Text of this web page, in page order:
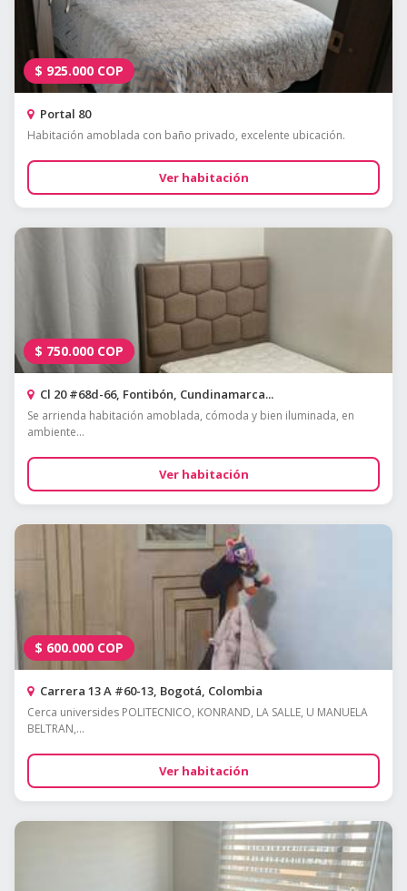
$ 925.000 COP
Portal 80
Habitación amoblada con baño privado, excelente ubicación.
Ver habitación
$ 750.000 COP
Cl 20 #68d-66, Fontibón, Cundinamarca...
Se arrienda habitación amoblada, cómoda y bien iluminada, en
ambiente...
Ver habitación
$ 600.000 COP
Carrera 13 A #60-13, Bogotá, Colombia
Cerca universides POLITECNICO, KONRAND, LA SALLE, U MANUELA
BELTRAN,...
Ver habitación